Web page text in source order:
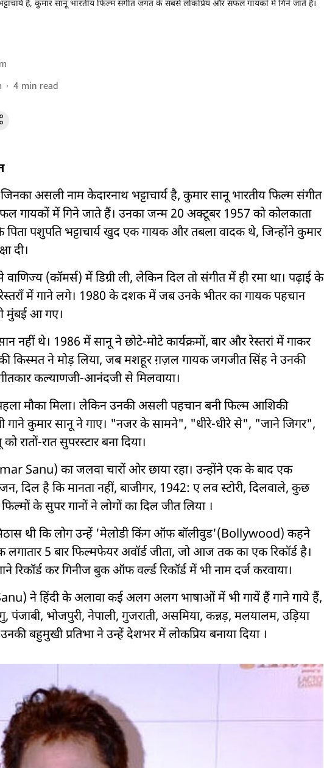
है, कुमार सानू भारतीय फिल्म संगीत जगत के सबसे लोकप्रिय और सफल गायकों में गिने जाते हैं।
4 min read
असली नाम केदारनाथ भट्टाचार्य है, कुमार सानू भारतीय फिल्म संगीत
गायकों में गिने जाते हैं। उनका जन्म 20 अक्टूबर 1957 को कोलकाता
पशुपति भट्टाचार्य खुद एक गायक और तबला वादक थे, जिन्होंने कुमार
दी।
वाणिज्य (कॉमर्स) में डिग्री ली, लेकिन दिल तो संगीत में ही रमा था। पढ़ाई के
में गाने लगे। 1980 के दशक में जब उनके भीतर का गायक पहचान
मुंबई आ गए।
थे। 1986 में सानू ने छोटे-मोटे कार्यक्रमों, बार और रेस्तरां में गाकर
किस्मत ने मोड़ लिया, जब मशहूर ग़ज़ल गायक जगजीत सिंह ने उनकी
कल्याणजी-आनंदजी से मिलवाया।
मौका मिला। लेकिन उनकी असली पहचान बनी फिल्म आशिकी
कुमार सानू ने गाए। "नजर के सामने", "धीरे-धीरे से", "जाने जिगर",
रातों-रात सुपरस्टार बना दिया।
Sanu) का जलवा चारों ओर छाया रहा। उन्होंने एक के बाद एक
दिल है कि मानता नहीं, बाजीगर, 1942: ए लव स्टोरी, दिलवाले, कुछ
के सुपर गानों ने लोगों का दिल जीत लिया ।
थी कि लोग उन्हें 'मेलोडी किंग ऑफ बॉलीवुड'(Bollywood) कहने
5 बार फिल्मफेयर अवॉर्ड जीता, जो आज तक का एक रिकॉर्ड है।
रिकॉर्ड कर गिनीज बुक ऑफ वर्ल्ड रिकॉर्ड में भी नाम दर्ज करवाया।
ने हिंदी के अलावा कई अलग अलग भाषाओं में भी गायें हैं गाने गाये हैं,
पंजाबी, भोजपुरी, नेपाली, गुजराती, असमिया, कन्नड़, मलयालम, उड़िया
बहुमुखी प्रतिभा ने उन्हें देशभर में लोकप्रिय बनाया दिया ।